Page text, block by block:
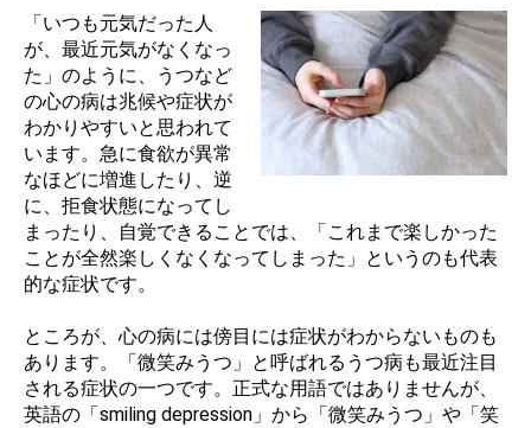
「いつも元気だった人
が、最近元気がなくなっ
た」のように、うつなど
の心の病は兆候や症状が
わかりやすいと思われて
います。急に食欲が異常
なほどに増進したり、逆
に、拒食状態になってし
まったり、自覚できることでは、「これまで楽しかった
ことが全然楽しくなくなってしまった」というのも代表
的な症状です。
ところが、心の病には傍目には症状がわからないものも
あります。「微笑みうつ」と呼ばれるうつ病も最近注目
される症状の一つです。正式な用語ではありませんが、
英語の「smiling depression」から「微笑みうつ」や「笑